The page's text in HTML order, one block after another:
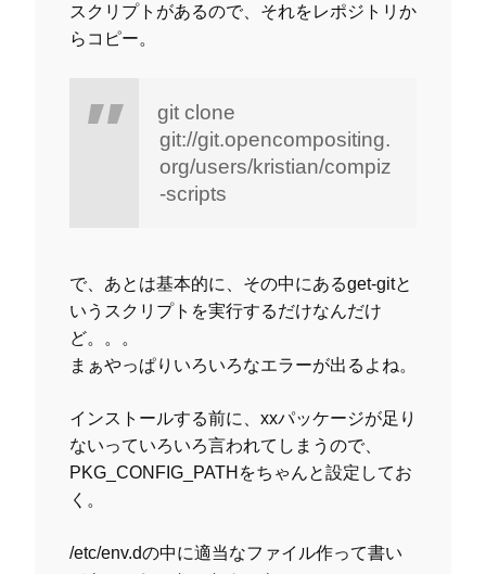
スクリプトがあるので、それをレポジトリか
らコピー。
git clone
git://git.opencompositing.
org/users/kristian/compiz
-scripts
で、あとは基本的に、その中にあるget-gitと
いうスクリプトを実行するだけなんだけ
ど。。。
まぁやっぱりいろいろなエラーが出るよね。
インストールする前に、xxパッケージが足り
ないっていろいろ言われてしまうので、
PKG_CONFIG_PATHをちゃんと設定してお
く。
/etc/env.dの中に適当なファイル作って書い